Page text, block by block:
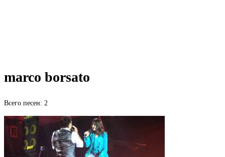
marco borsato
Всего песен: 2